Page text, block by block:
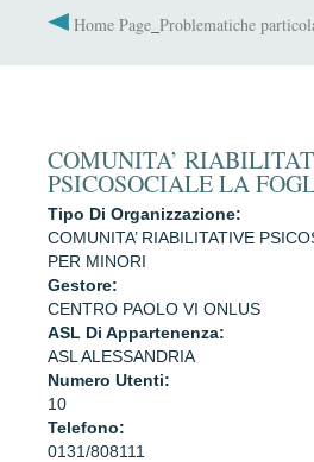
Home Page Problematiche
COMUNITA’
PSICOSOCIALE LA
Tipo Di Organizzazione:
COMUNITA’ RIABILITATIVE
PER MINORI
Gestore:
CENTRO PAOLO VI ONLUS
ASL Di Appartenenza:
ASL ALESSANDRIA
Numero Utenti:
10
Telefono:
0131/808111